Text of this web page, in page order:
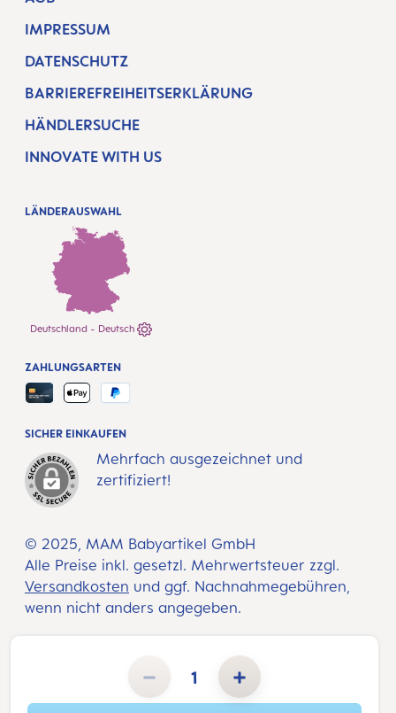
Produkt Anzahl: Gib den gewünschten Wert ein oder benutze die Schaltflächen um die Anzahl zu
IMPRESSUM
DATENSCHUTZ
BARRIEREFREIHEITSERKLÄRUNG
HÄNDLERSUCHE
INNOVATE WITH US
LÄNDERAUSWAHL
Deutschland - Deutsch
© 2025, MAM Babyartikel GmbH
Alle Preise inkl. gesetzl. Mehrwertsteuer zzgl.
Versandkosten und ggf. Nachnahmegebühren,
wenn nicht anders angegeben.
SICHER EINKAUFEN
Mehrfach ausgezeichnet und
zertifiziert!
ZAHLUNGSARTEN